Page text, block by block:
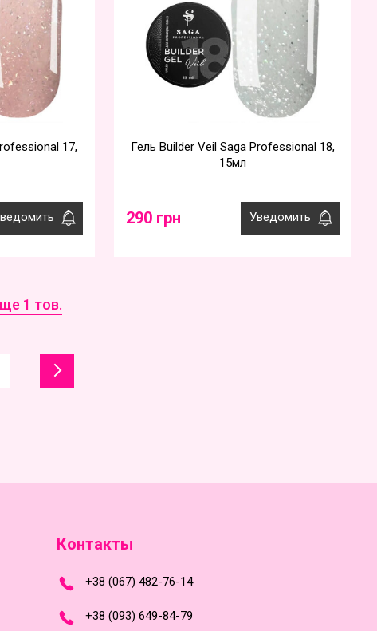
17,
Гель Builder Veil Saga Professional 18,
15мл
290 грн Уведомить
1 тов.
Контакты
+38 (067) 482-76-14
+38 (093) 649-84-79